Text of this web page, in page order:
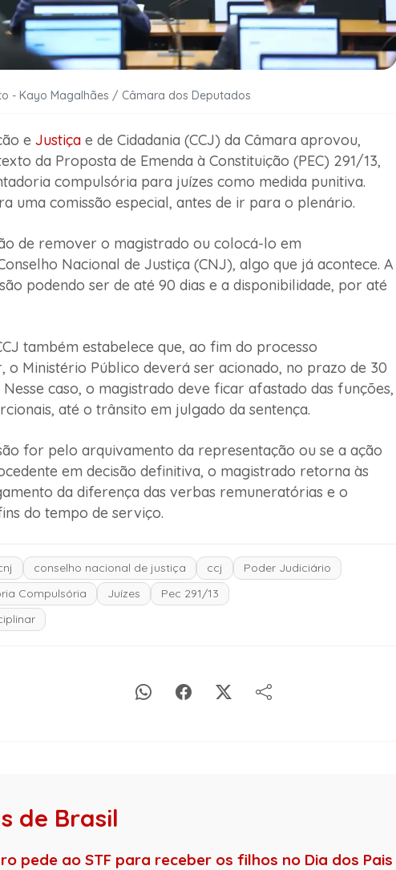
- Kayo Magalhães / Câmara dos Deputados
e Justiçae de Cidadania (CCJ) da Câmara aprovou,
da Proposta de Emenda à Constituição (PEC) 291/13,
compulsória para juízes como medida punitiva.
uma comissão especial, antes de ir para o plenário.
de remover o magistrado ou colocá-lo em
Nacional de Justiça (CNJ), algo que já acontece. A
podendo ser de até 90 dias e a disponibilidade, por até
também estabelece que, ao fim do processo
o Ministério Público deverá ser acionado, no prazo de 30
caso, o magistrado deve ficar afastado das funções,
até o trânsito em julgado da sentença.
for pelo arquivamento da representação ou se a ação
em decisão definitiva, o magistrado retorna às
da diferença das verbas remuneratórias e o
do tempo de serviço.
conselho nacional de justiça ccj
Poder Judiciário
Compulsória Juízes
Pec 291/13
de Brasil
pede ao STF para receber os filhos no Dia dos Pais